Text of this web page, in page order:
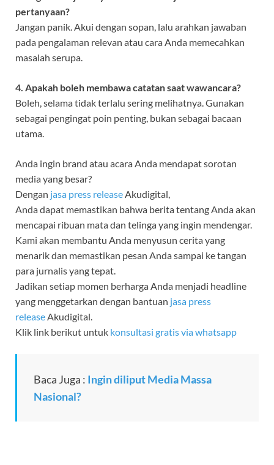
pertanyaan?
Jangan panik. Akui dengan sopan, lalu arahkan jawaban
pada pengalaman relevan atau cara Anda memecahkan
masalah serupa.
4. Apakah boleh membawa catatan saat wawancara?
Boleh, selama tidak terlalu sering melihatnya. Gunakan
sebagai pengingat poin penting, bukan sebagai bacaan
utama.
Anda ingin brand atau acara Anda mendapat sorotan
media yang besar?
Dengan jasa press releaseAkudigital,
Anda dapat memastikan bahwa berita tentang Anda akan
mencapai ribuan mata dan telinga yang ingin mendengar.
Kami akan membantu Anda menyusun cerita yang
menarik dan memastikan pesan Anda sampai ke tangan
para jurnalis yang tepat.
Jadikan setiap momen berharga Anda menjadi headline
yang menggetarkan dengan bantuan jasa press
releaseAkudigital.
Klik link berikut untuk konsultasi gratis via whatsapp
Baca Juga : Ingin diliput Media Massa
Nasional?